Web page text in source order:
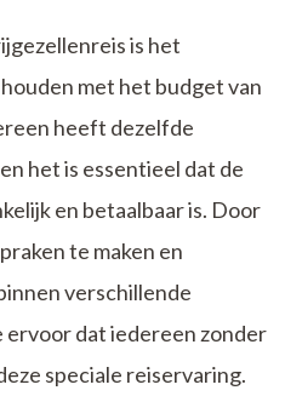
is het
met het budget van
heeft dezelfde
het is essentieel dat de
en betaalbaar is. Door
te maken en
verschillende
ervoor dat iedereen zonder
speciale reiservaring.